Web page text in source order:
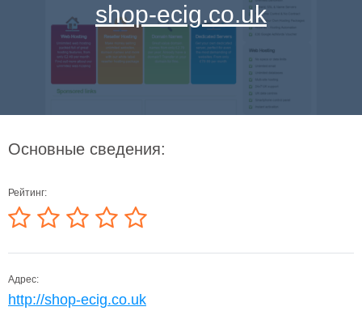
shop-ecig.co.uk
Основные сведения:
Рейтинг:
Адрес:
http://shop-ecig.co.uk